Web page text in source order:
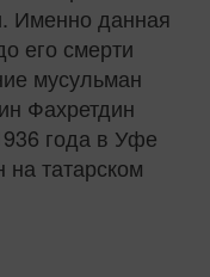
Именно данная
его смерти
мусульман
Фахретдин
года в Уфе
на татарском